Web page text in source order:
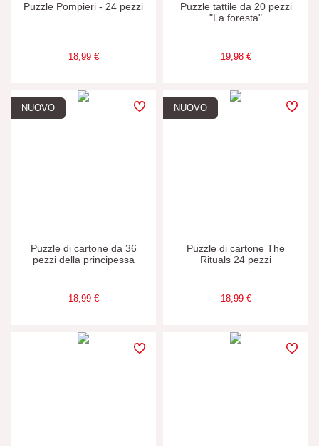
Memorizzare e assimilare
Scambiare e condividere
Scoprire e sperimentare
Luci
Tattile
Puzzle Pompieri - 24 pezzi
18,99 €
Puzzle tattile da 20 pezzi
"La foresta"
19,98 €
NUOVO
Puzzle di cartone da 36
pezzi della principessa
18,99 €
NUOVO
Puzzle di cartone The
Rituals 24 pezzi
18,99 €